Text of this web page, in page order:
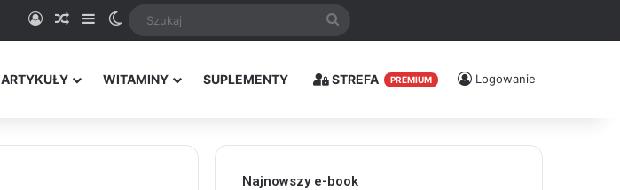
Logowanie
Random Article
SidebarSwitch skin
ARTYKUŁY WITAMINY SUPLEMENTY STREFA PREMIUM Logowanie
Najnowszy e-book